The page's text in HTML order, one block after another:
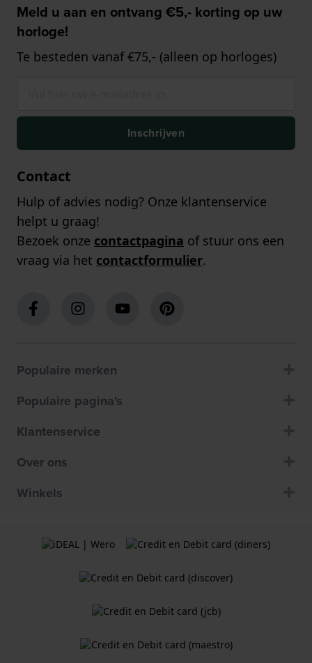
Meld u aan en ontvang €5,- korting op uw
horloge!
Te besteden vanaf €75,- (alleen op horloges)
Inschrijven
Contact
Hulp of advies nodig? Onze klantenservice
helpt u graag!
Bezoek onze contactpagina of stuur ons een
vraag via het contactformulier.
Populaire merken
Populaire pagina's
Klantenservice
Over ons
Winkels